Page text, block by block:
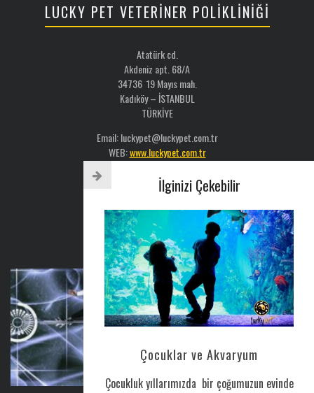
İlginizi Çekebilir
Çocuklar ve Akvaryum
Çocukluk yıllarımızda bir çoğumuzun evinde
LUCKY PET VETERİNER POLİKLİNİĞİ
Atatürk cd.
Akdeniz apt. 68/A
34736 19 Mayıs mah.
Kadıköy – İSTANBUL
TÜRKİYE
Email: luckypet@luckypet.com.tr
WEB:www.luckypet.com.tr
Tel : 0216 386 77 52
AYLIK BÜLTEN
CORONAVIRUS HAKKINDA